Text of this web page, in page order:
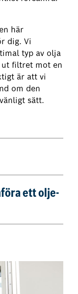
här
dig. Vi
typ av olja
filtret mot en
är att vi
om den
sätt.
ett olje-